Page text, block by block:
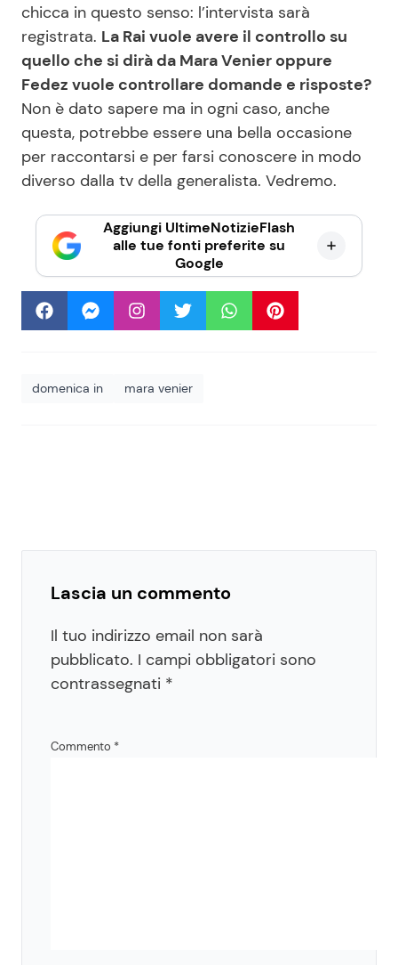
chicca in questo senso: l’intervista sarà
registrata. La Rai vuole avere il controllo su
quello che si dirà da Mara Venier oppure
Fedez vuole controllare domande e risposte?
Non è dato sapere ma in ogni caso, anche
questa, potrebbe essere una bella occasione
per raccontarsi e per farsi conoscere in modo
diverso dalla tv della generalista. Vedremo.
Aggiungi UltimeNotizieFlash
alle tue fonti preferite su
Google
domenica in mara venier
Lascia un commento
Il tuo indirizzo email non sarà
pubblicato. I campi obbligatori sono
contrassegnati *
Commento *